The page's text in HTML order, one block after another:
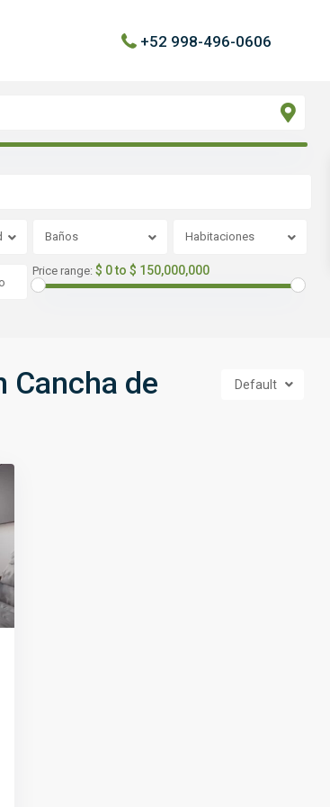
+52 998-496-0606
Baños Habitaciones
Price range: $ 0 to $ 150,000,000
Default
Cancha de